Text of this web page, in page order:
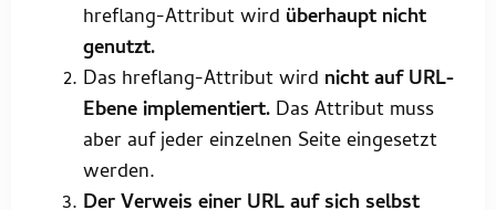
hreflang-Attribut wird überhaupt nicht
genutzt.
Das hreflang-Attribut wird nicht auf URL-
Ebene implementiert. Das Attribut muss
aber auf jeder einzelnen Seite eingesetzt
werden.